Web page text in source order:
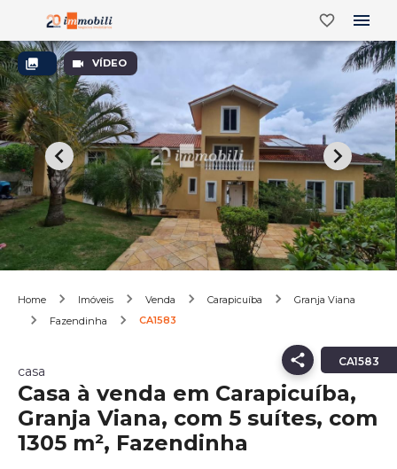
VÍDEO
Home Imóveis Venda Carapicuíba
Granja Viana
Fazendinha
CA1583
CA1583
casa
Casa à venda em Carapicuíba,
Granja Viana, com 5 suítes, com
1305 m², Fazendinha